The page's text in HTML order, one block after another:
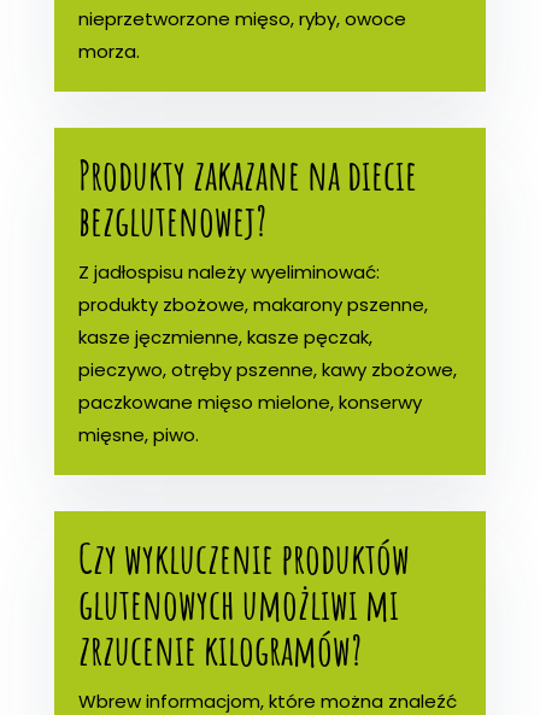
nieprzetworzone mięso, ryby, owoce
morza.
Produkty zakazane na diecie
bezglutenowej?
Z jadłospisu należy wyeliminować:
produkty zbożowe, makarony pszenne,
kasze jęczmienne, kasze pęczak,
pieczywo, otręby pszenne, kawy zbożowe,
paczkowane mięso mielone, konserwy
mięsne, piwo.
Czy wykluczenie produktów
glutenowych umożliwi mi
zrzucenie kilogramów?
Wbrew informacjom, które można znaleźć